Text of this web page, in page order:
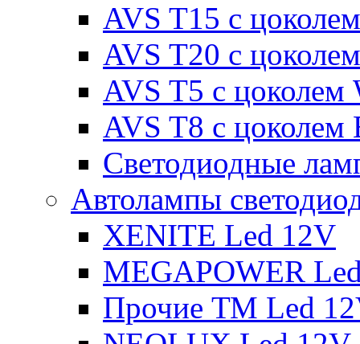
AVS T15 с
AVS T20 с
AVS T5 с цоколем
AVS T8 с цоколем
Светодиодные
Автолампы
XENITE Led 12V
MEGAPOWER
Прочие ТМ Led